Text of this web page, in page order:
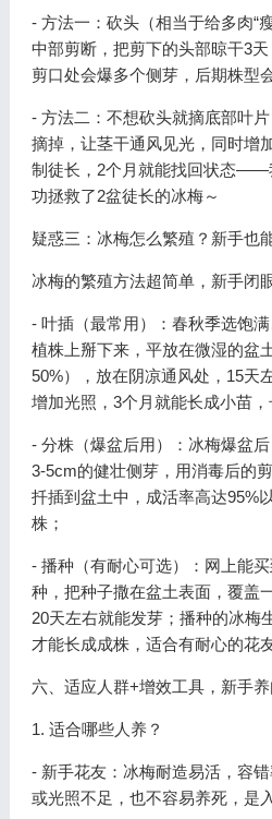
- 方法一：砍头（相当于给多肉“
中部剪断，把剪下的头部晾干3
剪口处会爆多个侧芽，后期株型
- 方法二：不想砍头就摘底部叶
摘掉，让茎干通风见光，同时增
制徒长，2个月就能找回状态——
功拯救了2盆徒长的冰梅～
疑惑三：冰梅怎么繁殖？新手也
冰梅的繁殖方法超简单，新手闭
- 叶插（最常用）：春秋季选饱
植株上掰下来，平放在微湿的盆
50%），放在阴凉通风处，15天
增加光照，3个月就能长成小苗，
- 分株（爆盆后用）：冰梅爆盆
3-5cm的健壮侧芽，用消毒后的
扦插到盆土中，成活率高达95%
株；
- 播种（有耐心可选）：网上能
种，把种子撒在盆土表面，覆盖
20天左右就能发芽；播种的冰梅
才能长成成株，适合有耐心的花
六、适应人群+增效工具，新手
1. 适合哪些人养？
- 新手花友：冰梅耐造易活，容
或光照不足，也不容易养死，是